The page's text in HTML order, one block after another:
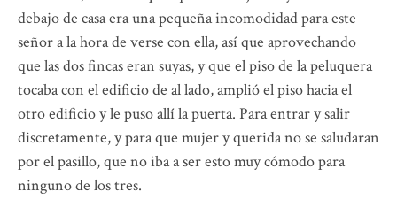
debajo de casa era una pequeña incomodidad para este
señor a la hora de verse con ella, así que aprovechando
que las dos fincas eran suyas, y que el piso de la peluquera
tocaba con el edificio de al lado, amplió el piso hacia el
otro edificio y le puso allí la puerta. Para entrar y salir
discretamente, y para que mujer y querida no se saludaran
por el pasillo, que no iba a ser esto muy cómodo para
ninguno de los tres.